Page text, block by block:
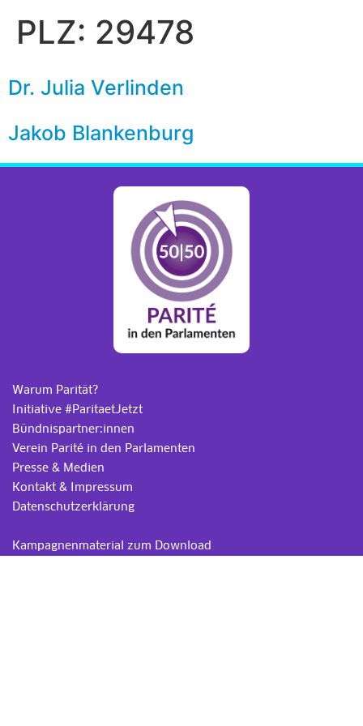
PLZ: 29478
Dr. Julia Verlinden
Jakob Blankenburg
Warum Parität?
Initiative #ParitaetJetzt
Bündnispartner:innen
Verein Parité in den Parlamenten
Presse & Medien
Kontakt & Impressum
Datenschutzerklärung
Kampagnenmaterial zum Download